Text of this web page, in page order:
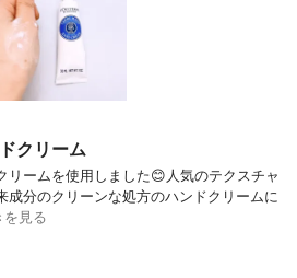
クリーム
リームを使用しました😊人気のテクスチャ
成分のクリーンな処方のハンドクリームに
を見る